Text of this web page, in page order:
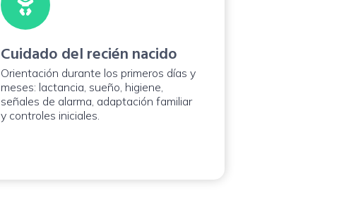
Cuidado del recién nacido
Orientación durante los primeros días y
meses: lactancia, sueño, higiene,
señales de alarma, adaptación familiar
y controles iniciales.